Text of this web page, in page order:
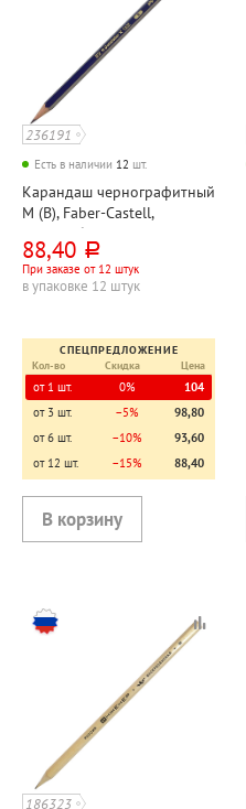
236191
Есть в наличии 12 шт.
Карандаш чернографитный
М (B), Faber-Castell,
"Голдфабер 1222
(Goldfaber)", дерево, с
ластиком, корпус
синий+золотистый,
88,40 руб.
При заказе от 12 штук
в упаковке 12 штук
СПЕЦПРЕДЛОЖЕНИЕ
Кол-во
Скидка Цена
от 1 шт. 0%
104
от 3 шт.
−5%
98,80
от 6 шт.
−10%
93,60
от 12 шт.
−15% 88,40
186323